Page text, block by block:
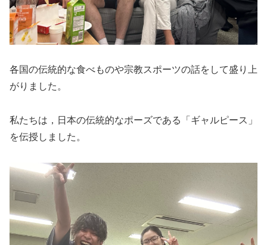
各国の伝統的な食べものや宗教スポーツの話をして盛り上
がりました。
私たちは，日本の伝統的なポーズである「ギャルピース」
を伝授しました。